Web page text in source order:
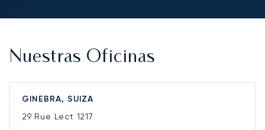
Nuestras Oficinas
GINEBRA, SUIZA
29 Rue Lect 1217